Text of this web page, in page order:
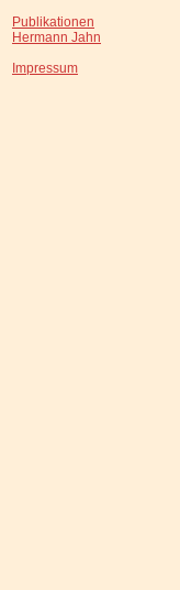
Publikationen
Hermann Jahn
Impressum